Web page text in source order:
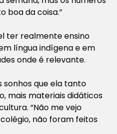
boa da coisa.”
ter realmente ensino
língua indígena e em
onde é relevante.
sonhos que ela tanto
mais materiais didáticos
“Não me vejo
não foram feitos